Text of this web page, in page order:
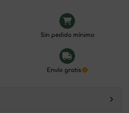
Sin pedido mínimo
Envío gratis